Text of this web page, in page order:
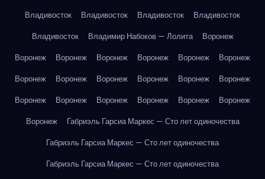
Владивосток
Владивосток Владивосток
Владивосток
Владивосток
Владимир Набоков — Лолита
Воронеж
Воронеж
Воронеж Воронеж Воронеж Воронеж
Воронеж
Воронеж
Воронеж Воронеж Воронеж Воронеж
Воронеж
Воронеж
Воронеж Воронеж Воронеж Воронеж
Воронеж
Воронеж
Габриэль Гарсиа Маркес — Сто лет одиночества
Габриэль Гарсиа Маркес — Сто лет одиночества
Габриэль Гарсиа Маркес — Сто лет одиночества